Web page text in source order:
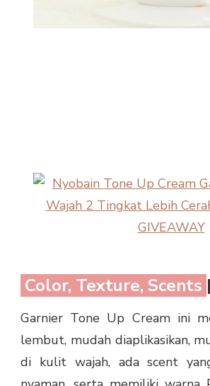
Color, Texture, Scents |
Garnier Tone Up Cream ini
lembut, mudah diaplikasikan,
di kulit wajah, ada scent